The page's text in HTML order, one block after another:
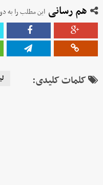
هم رسانی این مطلب را به
کلمات کلیدی: